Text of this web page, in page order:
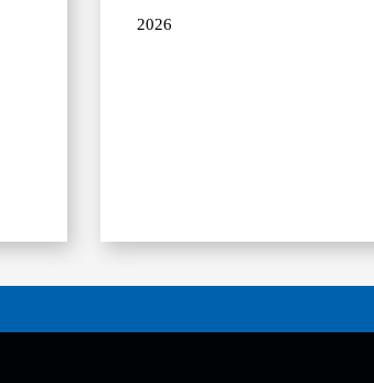
2026